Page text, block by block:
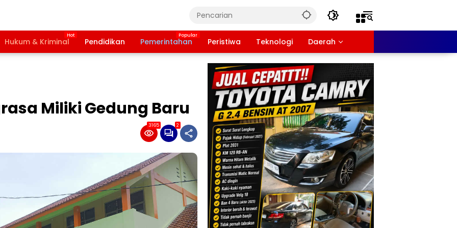
Hukum & Kriminal Pendidikan Pemerintahan Peristiwa Teknologi Daerah
Miliki Gedung Baru
3165 2